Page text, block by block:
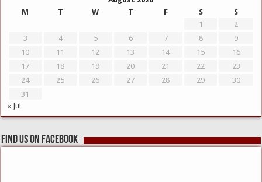
M
T W T F S
S
1
2
3
4 5 6 7 8
9
10
11 12 13 14 15
16
17
18 19 20 21 22
23
24
25 26 27 28 29
30
31
« Jul
Find us on Facebook